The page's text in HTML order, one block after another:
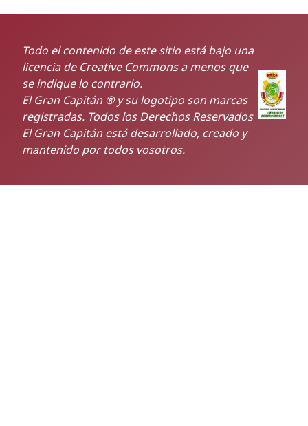
Todo el contenido de este sitio está bajo una
licencia de Creative Commons a menos que
se indique lo contrario.
El Gran Capitán ® y su logotipo son marcas
registradas. Todos los Derechos Reservados
El Gran Capitán está desarrollado, creado y
mantenido por todos vosotros.